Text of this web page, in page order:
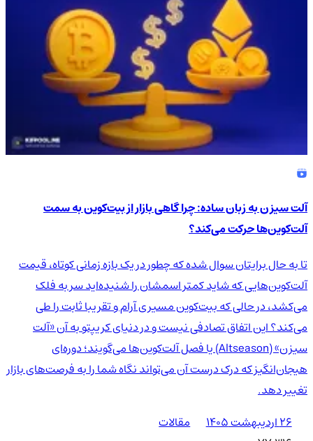
آلت سیزن به زبان ساده: چرا گاهی بازار از بیت‌کوین به سمت
آلت‌کوین‌ها حرکت می‌کند؟
تا به حال برایتان سوال شده که چطور در یک بازه زمانی کوتاه، قیمت
آلت‌کوین‌هایی که شاید کمتر اسمشان را شنیده‌اید سر به فلک
می‌کشد، در حالی که بیت‌کوین مسیری آرام و تقریبا ثابت را طی
می‌کند؟ این اتفاق تصادفی نیست و در دنیای کریپتو به آن «آلت
سیزن» (Altseason) یا فصل آلت‌کوین‌ها می‌گویند؛ دوره‌ای
هیجان‌انگیز که درک درست آن می‌تواند نگاه شما را به فرصت‌های بازار
تغییر دهد.
۲۶ اردیبهشت ۱۴۰۵
مقالات